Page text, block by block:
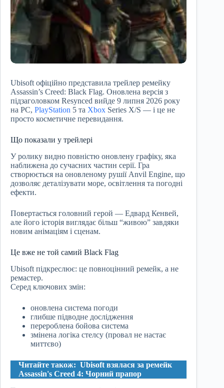
Ubisoft офіційно представила трейлер ремейку
Assassin’s Creed: Black Flag. Оновлена версія з
підзаголовком Resynced вийде 9 липня 2026 року
на PC, PlayStation 5 та Xbox Series X/S — і це не
просто косметичне перевидання.
Що показали у трейлері
У ролику видно повністю оновлену графіку, яка
наближена до сучасних частин серії. Гра
створюється на оновленому рушії Anvil Engine, що
дозволяє деталізувати море, освітлення та погодні
ефекти.
Повертається головний герой — Едвард Кенвей,
але його історія виглядає більш “живою” завдяки
новим анімаціям і сценам.
Це вже не той самий Black Flag
Ubisoft підкреслює: це повноцінний ремейк, а не
ремастер.
Серед ключових змін:
оновлена система погоди
глибше підводне дослідження
перероблена бойова система
змінена логіка стелсу (провал не настає
миттєво)
Читайте також: Ubisoft взялася за ремейк
Assassin's Creed 4: Чорний прапор